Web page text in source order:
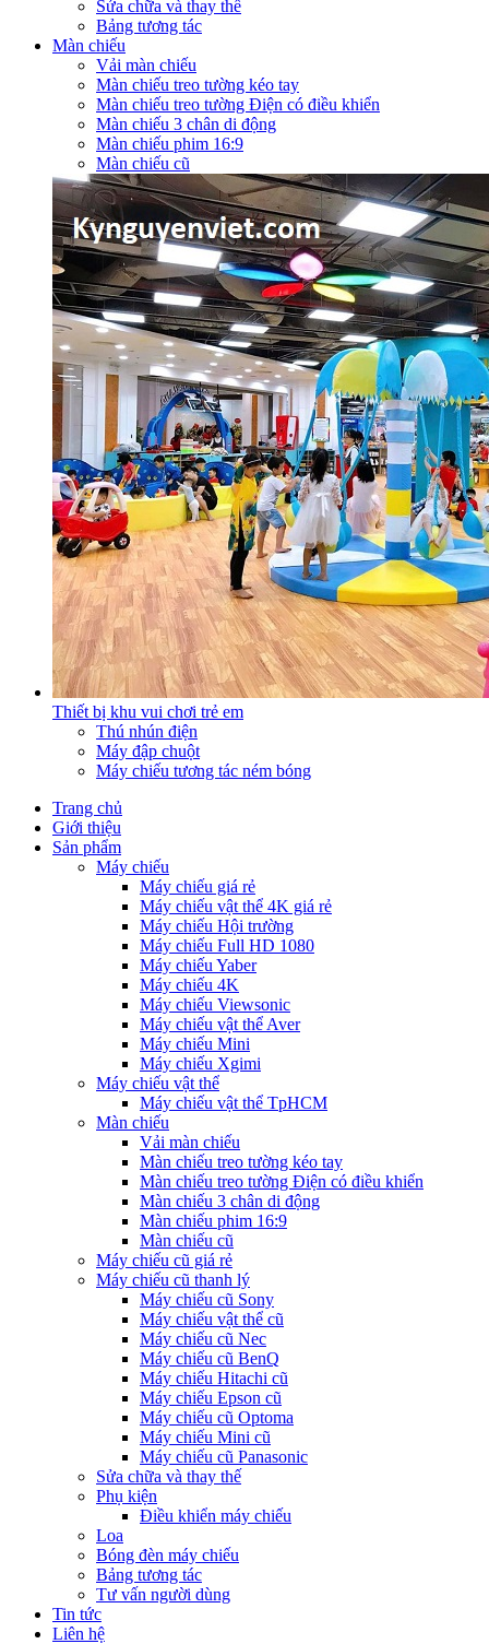
Sửa chữa và thay thế
Bảng tương tác
Màn chiếu
Vải màn chiếu
Màn chiếu treo tường kéo tay
Màn chiếu treo tường Điện có điều khiển
Màn chiếu 3 chân di động
Màn chiếu phim 16:9
Màn chiếu cũ
Thiết bị khu vui chơi trẻ em
Thú nhún điện
Máy đập chuột
Máy chiếu tương tác ném bóng
Trang chủ
Giới thiệu
Sản phẩm
Máy chiếu
Máy chiếu giá rẻ
Máy chiếu vật thể 4K giá rẻ
Máy chiếu Hội trường
Máy chiếu Full HD 1080
Máy chiếu Yaber
Máy chiếu 4K
Máy chiếu Viewsonic
Máy chiếu vật thể Aver
Máy chiếu Mini
Máy chiếu Xgimi
Máy chiếu vật thể
Máy chiếu vật thể TpHCM
Màn chiếu
Vải màn chiếu
Màn chiếu treo tường kéo tay
Màn chiếu treo tường Điện có điều khiển
Màn chiếu 3 chân di động
Màn chiếu phim 16:9
Màn chiếu cũ
Máy chiếu cũ giá rẻ
Máy chiếu cũ thanh lý
Máy chiếu cũ Sony
Máy chiếu vật thể cũ
Máy chiếu cũ Nec
Máy chiếu cũ BenQ
Máy chiếu Hitachi cũ
Máy chiếu Epson cũ
Máy chiếu cũ Optoma
Máy chiếu Mini cũ
Máy chiếu cũ Panasonic
Sửa chữa và thay thế
Phụ kiện
Điều khiển máy chiếu
Loa
Bóng đèn máy chiếu
Bảng tương tác
Tư vấn người dùng
Tin tức
Liên hệ